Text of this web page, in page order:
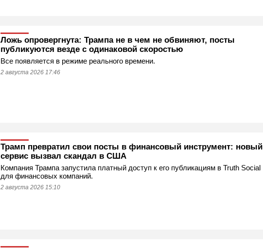
Ложь опровергнута: Трампа не в чем не обвиняют, посты
публикуются везде с одинаковой скоростью
Все появляется в режиме реального времени.
2 августа 2026 17:46
Трамп превратил свои посты в финансовый инструмент: новый
сервис вызвал скандал в США
Компания Трампа запустила платный доступ к его публикациям в Truth Social
для финансовых компаний.
2 августа 2026 15:10